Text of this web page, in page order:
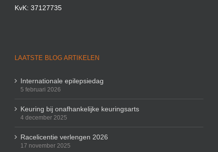
KvK: 37127735
LAATSTE BLOG ARTIKELEN
Internationale epilepsiedag
5 februari 2026
Keuring bij onafhankelijke keuringsarts
4 december 2025
Racelicentie verlengen 2026
17 november 2025